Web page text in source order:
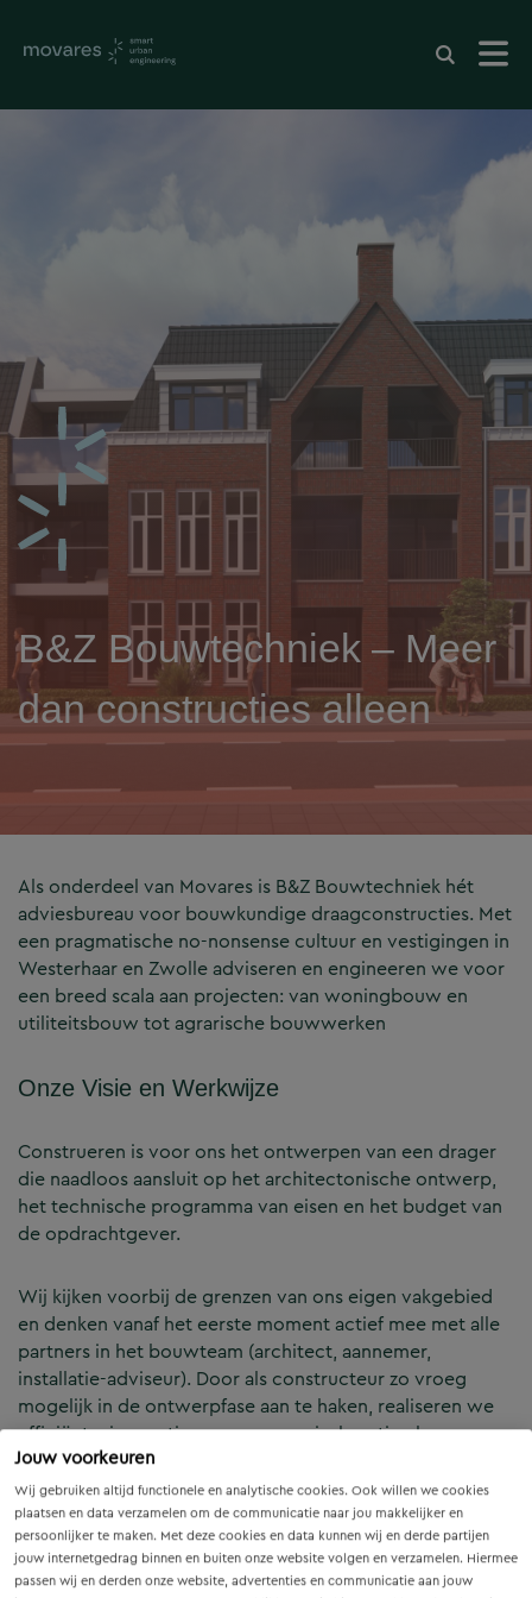
Jouw voorkeuren
Wij gebruiken altijd functionele en analytische cookies. Ook willen we cookies
plaatsen en data verzamelen om de communicatie naar jou makkelijker en
persoonlijker te maken. Met deze cookies en data kunnen wij en derde partijen
jouw internetgedrag binnen en buiten onze website volgen en verzamelen. Hiermee
passen wij en derden onze website, advertenties en communicatie aan jouw
B&Z Bouwtechniek – Meer
dan constructies alleen
Als onderdeel van Movares is B&Z Bouwtechniek hét
adviesbureau voor bouwkundige draagconstructies. Met
een pragmatische no-nonsense cultuur en vestigingen in
Westerhaar en Zwolle adviseren en engineeren we voor
een breed scala aan projecten: van woningbouw en
utiliteitsbouw tot agrarische bouwwerken
Onze Visie en Werkwijze
Construeren is voor ons het ontwerpen van een drager
die naadloos aansluit op het architectonische ontwerp,
het technische programma van eisen en het budget van
de opdrachtgever.
Wij kijken voorbij de grenzen van ons eigen vakgebied
en denken vanaf het eerste moment actief mee met alle
partners in het bouwteam (architect, aannemer,
installatie-adviseur). Door als constructeur zo vroeg
mogelijk in de ontwerpfase aan te haken, realiseren we
efficiënte, innovatieve en economisch optimale
constructies — voor zowel nieuwbouw als renovatie.
Onze Expertises en Activiteiten
B&Z Bouwtechniek verzorgt het volledige constructieve